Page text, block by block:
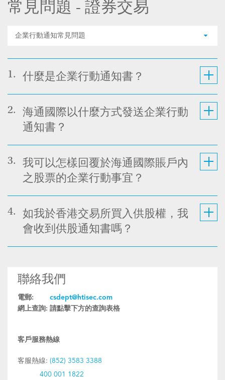
常見問題 - 證券交易
企業行動通知常見問題
1. 什麼是企業行動通知書？
2.
海通國際以什麼方式發送企業行動
通知書？
3.
我可以怎樣回覆於海通國際賬戶內
之股票的企業行動事宜？
4.
如我於香港交易所買入供股權，我
會收到供股通知書嗎？
聯絡我們
電郵:
csdept@htisec.com
網上查詢: 請點擊下方的查詢表格
客戶服務熱線
客服熱線: (852) 3583 3388
400 001 1822